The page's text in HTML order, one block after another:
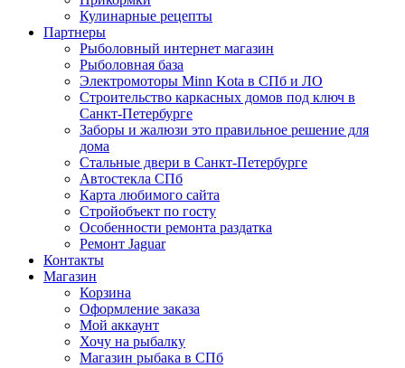
Кулинарные рецепты
Партнеры
Рыболовный интернет магазин
Рыболовная база
Электромоторы Minn Kota в СПб и ЛО
Строительство каркасных домов под ключ в
Санкт-Петербурге
Заборы и жалюзи это правильное решение для
дома
Стальные двери в Санкт-Петербурге
Автостекла СПб
Карта любимого сайта
Стройобъект по госту
Особенности ремонта раздатка
Ремонт Jaguar
Контакты
Магазин
Корзина
Оформление заказа
Мой аккаунт
Хочу на рыбалку
Магазин рыбака в СПб